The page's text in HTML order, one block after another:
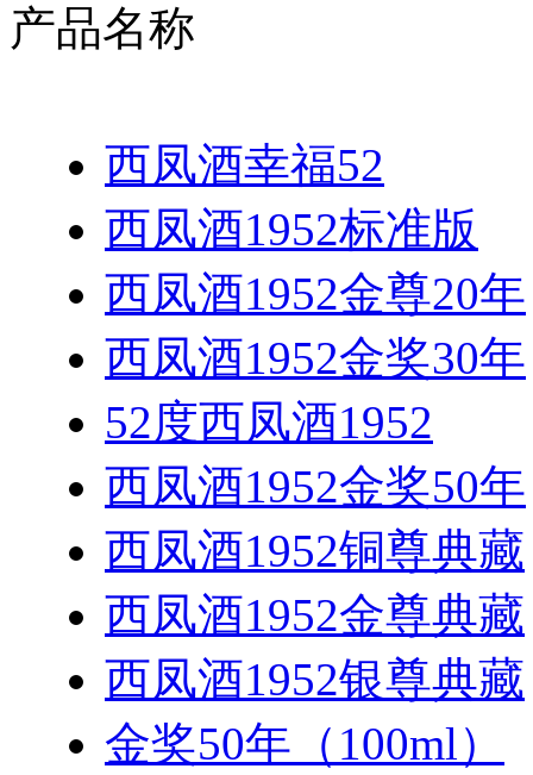
产品名称
西凤酒幸福52
西凤酒1952标准版
西凤酒1952金尊20年
西凤酒1952金奖30年
52度西凤酒1952
西凤酒1952金奖50年
西凤酒1952铜尊典藏
西凤酒1952金尊典藏
西凤酒1952银尊典藏
金奖50年（100ml）